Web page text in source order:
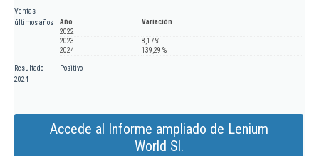
Ventas
últimos años
Año
Variación
2022
2023
8,17 %
2024
139,29 %
Resultado
2024
Positivo
Accede al Informe ampliado de Lenium
World Sl.